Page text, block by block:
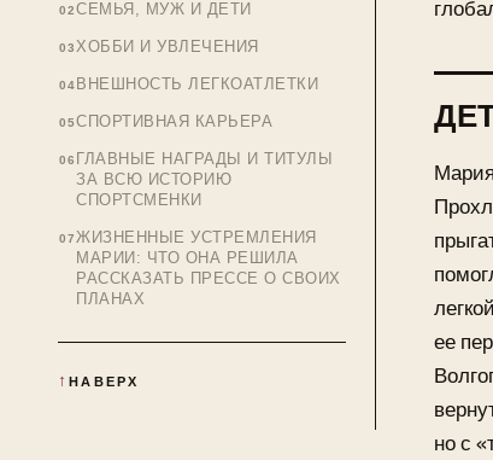
СЕМЬЯ, МУЖ И ДЕТИ
ХОББИ И УВЛЕЧЕНИЯ
ВНЕШНОСТЬ ЛЕГКОАТЛЕТКИ
СПОРТИВНАЯ КАРЬЕРА
ГЛАВНЫЕ НАГРАДЫ И ТИТУЛЫ
ЗА ВСЮ ИСТОРИЮ
СПОРТСМЕНКИ
ЖИЗНЕННЫЕ УСТРЕМЛЕНИЯ
МАРИИ: ЧТО ОНА РЕШИЛА
РАССКАЗАТЬ ПРЕССЕ О СВОИХ
ПЛАНАХ
НАВЕРХ
ее
но с